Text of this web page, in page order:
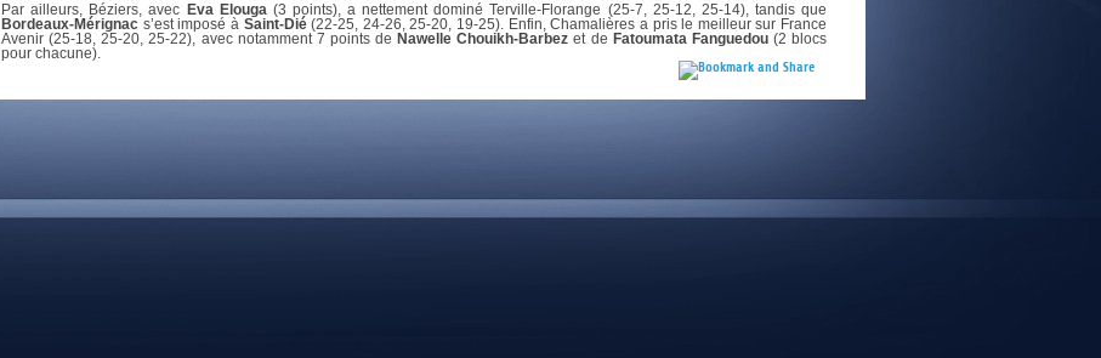
Par ailleurs, Béziers, avec Eva Elouga(3 points), a nettement dominé Terville-Florange (25-7, 25-12, 25-14), tandis que
Bordeaux-Mérignac s’est imposé à Saint-Dié(22-25, 24-26, 25-20, 19-25). Enfin, Chamalières a pris le meilleur sur France
Avenir (25-18, 25-20, 25-22), avec notamment 7 points de Nawelle Chouikh-Barbez et de Fatoumata Fanguedou (2 blocs
pour chacune).